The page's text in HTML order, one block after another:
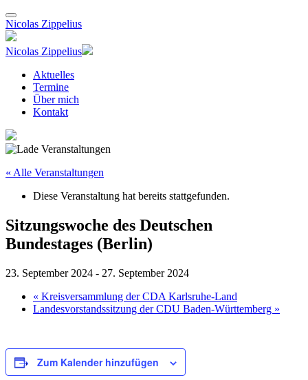
Nicolas Zippelius
Nicolas Zippelius
Aktuelles
Termine
Über mich
Kontakt
« Alle Veranstaltungen
Diese Veranstaltung hat bereits stattgefunden.
Sitzungswoche des Deutschen
Bundestages (Berlin)
23. September 2024 - 27. September 2024
« Kreisversammlung der CDA Karlsruhe-Land
Landesvorstandssitzung der CDU Baden-Württemberg »
Zum Kalender hinzufügen